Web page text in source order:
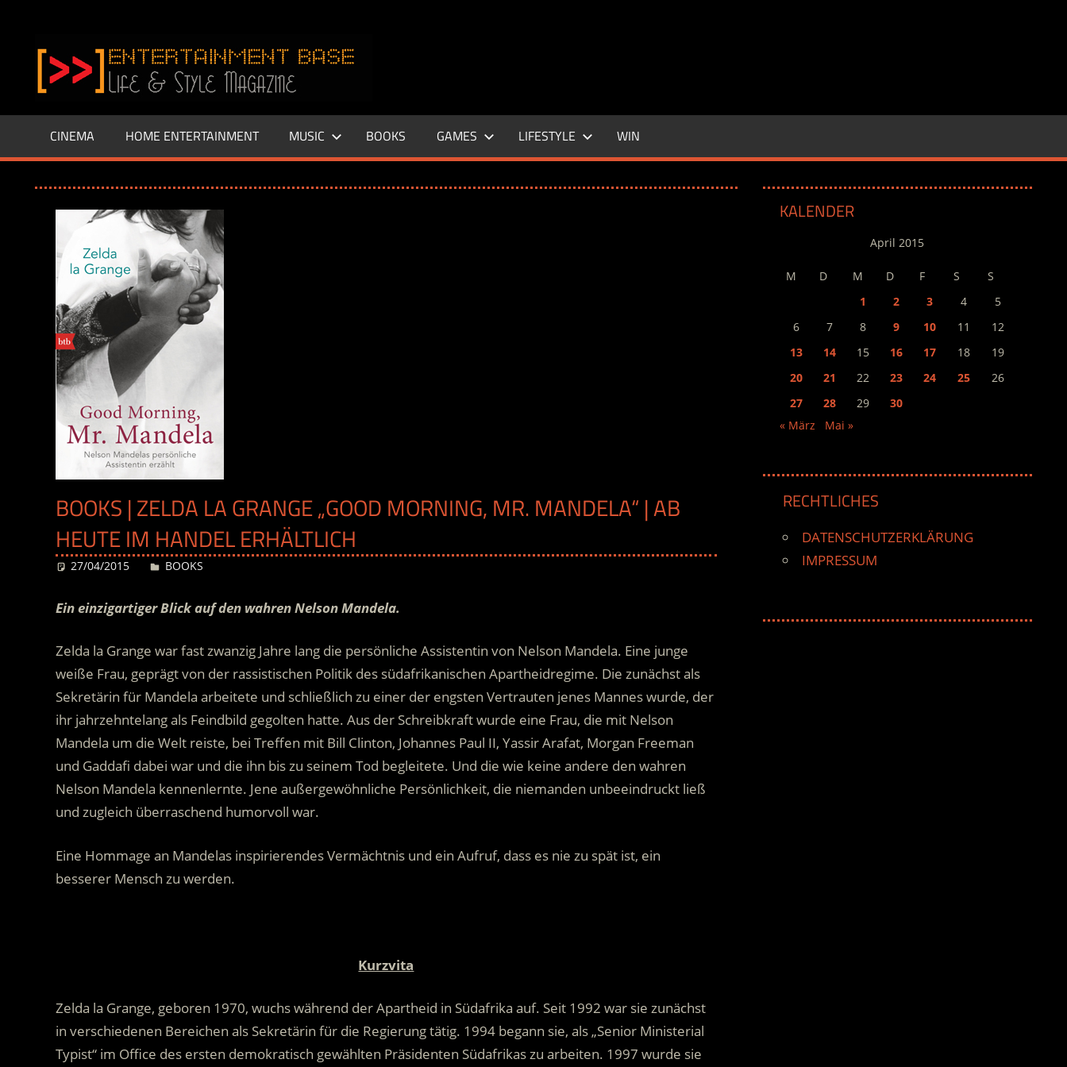
springen
–
LIFE
Base.de
CINEMA HOME ENTERTAINMENT MUSIC BOOKS GAMES LIFESTYLE WIN
BOOKS | ZELDA LA GRANGE „GOOD MORNING, MR. MANDELA“ | AB
HEUTE IM HANDEL ERHÄLTLICH
27/04/2015 Desiree
BOOKS
Ein einzigartiger Blick auf den wahren Nelson Mandela.
Zelda la Grange war fast zwanzig Jahre lang die persönliche Assistentin von Nelson Mandela. Eine junge
weiße Frau, geprägt von der rassistischen Politik des südafrikanischen Apartheidregime. Die zunächst als
Sekretärin für Mandela arbeitete und schließlich zu einer der engsten Vertrauten jenes Mannes wurde, der
ihr jahrzehntelang als Feindbild gegolten hatte. Aus der Schreibkraft wurde eine Frau, die mit Nelson
Mandela um die Welt reiste, bei Treffen mit Bill Clinton, Johannes Paul II, Yassir Arafat, Morgan Freeman
und Gaddafi dabei war und die ihn bis zu seinem Tod begleitete. Und die wie keine andere den wahren
Nelson Mandela kennenlernte. Jene außergewöhnliche Persönlichkeit, die niemanden unbeeindruckt ließ
und zugleich überraschend humorvoll war.
Eine Hommage an Mandelas inspirierendes Vermächtnis und ein Aufruf, dass es nie zu spät ist, ein
besserer Mensch zu werden.
Kurzvita
Zelda la Grange, geboren 1970, wuchs während der Apartheid in Südafrika auf. Seit 1992 war sie zunächst
in verschiedenen Bereichen als Sekretärin für die Regierung tätig. 1994 begann sie, als „Senior Ministerial
Typist“ im Office des ersten demokratisch gewählten Präsidenten Südafrikas zu arbeiten. 1997 wurde sie
KALENDER
April 2015
M D M D F S
S
1
2 3 4
5
6
7 8 9 10 11
12
13
14 15 16 17 18
19
20
21 22 23 24 25
26
27
28 29
30
« März
Mai »
RECHTLICHES
DATENSCHUTZERKLÄRUNG
IMPRESSUM